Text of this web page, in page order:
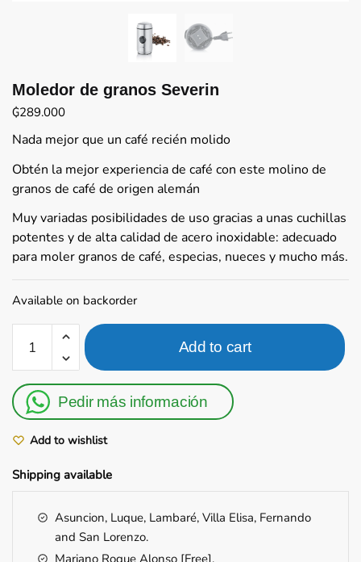
Moledor de granos Severin
₲289.000
Nada mejor que un café recién molido
Obtén la mejor experiencia de café con este molino de
granos de café de origen alemán
Muy variadas posibilidades de uso gracias a unas cuchillas
potentes y de alta calidad de acero inoxidable: adecuado
para moler granos de café, especias, nueces y mucho más.
Available on backorder
granos
Severin
quantity
Add to cart
Pedir más información
Add to wishlist
Shipping available
Asuncion, Luque, Lambaré, Villa Elisa, Fernando
and San Lorenzo.
Mariano Roque Alonso [Free].